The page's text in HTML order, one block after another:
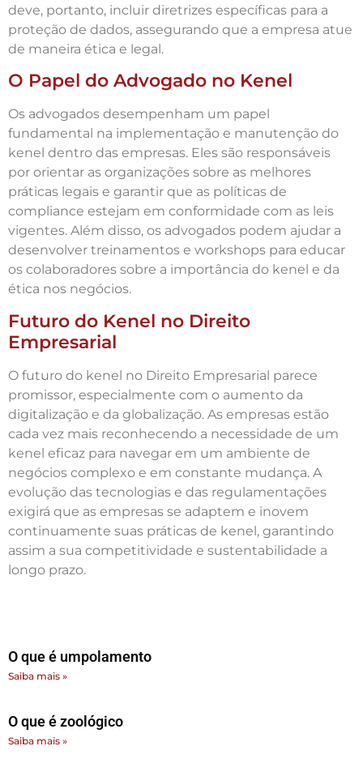
deve, portanto, incluir diretrizes específicas para a
proteção de dados, assegurando que a empresa atue
de maneira ética e legal.
O Papel do Advogado no Kenel
Os advogados desempenham um papel
fundamental na implementação e manutenção do
kenel dentro das empresas. Eles são responsáveis
por orientar as organizações sobre as melhores
práticas legais e garantir que as políticas de
compliance estejam em conformidade com as leis
vigentes. Além disso, os advogados podem ajudar a
desenvolver treinamentos e workshops para educar
os colaboradores sobre a importância do kenel e da
ética nos negócios.
Futuro do Kenel no Direito
Empresarial
O futuro do kenel no Direito Empresarial parece
promissor, especialmente com o aumento da
digitalização e da globalização. As empresas estão
cada vez mais reconhecendo a necessidade de um
kenel eficaz para navegar em um ambiente de
negócios complexo e em constante mudança. A
evolução das tecnologias e das regulamentações
exigirá que as empresas se adaptem e inovem
continuamente suas práticas de kenel, garantindo
assim a sua competitividade e sustentabilidade a
longo prazo.
O que é umpolamento
Saiba mais »
O que é zoológico
Saiba mais »